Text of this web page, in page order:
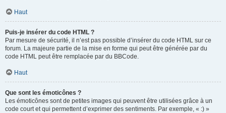
Haut
Puis-je insérer du code HTML ?
Par mesure de sécurité, il n’est pas possible d’insérer du code HTML sur ce
forum. La majeure partie de la mise en forme qui peut être générée par du
code HTML peut être remplacée par du BBCode.
Haut
Que sont les émoticônes ?
Les émoticônes sont de petites images qui peuvent être utilisées grâce à un
code court et qui permettent d’exprimer des sentiments. Par exemple, « :) »